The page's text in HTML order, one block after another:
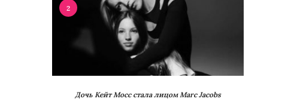
2
Дочь Кейт Мосс стала лицом Marc Jacobs